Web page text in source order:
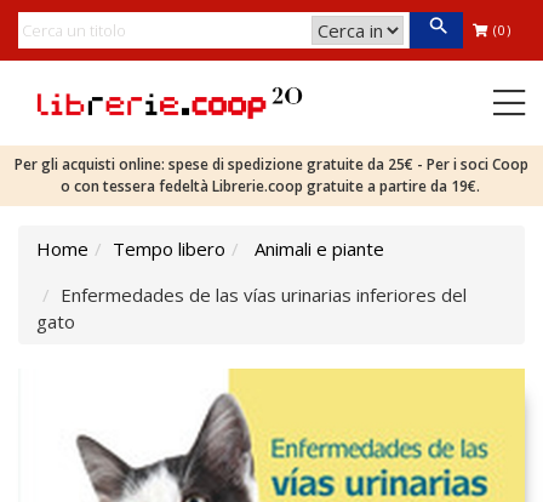
(0)
Per gli acquisti online: spese di spedizione gratuite da 25€ - Per i soci Coop
o con tessera fedeltà Librerie.coop gratuite a partire da 19€.
Home Tempo libero
Animali e piante
Enfermedades de las vías urinarias inferiores del
gato